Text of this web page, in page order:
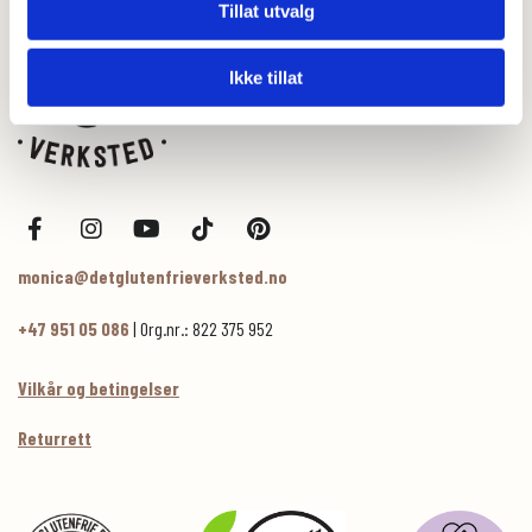
Tillat utvalg
Ikke tillat
monica@detglutenfrieverksted.no
+47 951 05 086 | Org.nr.: 822 375 952
Vilkår og betingelser
Returrett